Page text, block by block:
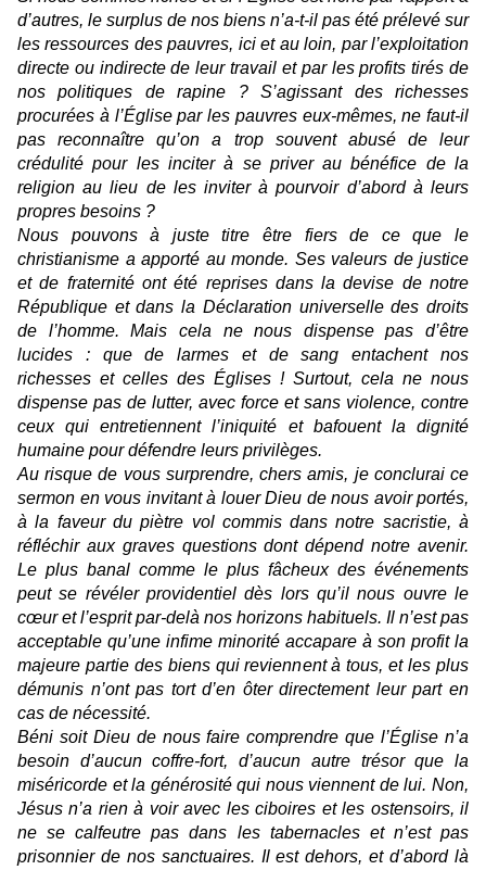
d’autres, le surplus de nos biens n’a-t-il pas été prélevé sur
les ressources des pauvres, ici et au loin, par l’exploitation
directe ou indirecte de leur travail et par les profits tirés de
nos politiques de rapine ? S’agissant des richesses
procurées à l’Église par les pauvres eux-mêmes, ne faut-il
pas reconnaître qu’on a trop souvent abusé de leur
crédulité pour les inciter à se priver au bénéfice de la
religion au lieu de les inviter à pourvoir d’abord à leurs
propres besoins ?
Nous pouvons à juste titre être fiers de ce que le
christianisme a apporté au monde. Ses valeurs de justice
et de fraternité ont été reprises dans la devise de notre
République et dans la Déclaration universelle des droits
de l’homme. Mais cela ne nous dispense pas d’être
lucides : que de larmes et de sang entachent nos
richesses et celles des Églises ! Surtout, cela ne nous
dispense pas de lutter, avec force et sans violence, contre
ceux qui entretiennent l’iniquité et bafouent la dignité
humaine pour défendre leurs privilèges.
Au risque de vous surprendre, chers amis, je conclurai ce
sermon en vous invitant à louer Dieu de nous avoir portés,
à la faveur du piètre vol commis dans notre sacristie, à
réfléchir aux graves questions dont dépend notre avenir.
Le plus banal comme le plus fâcheux des événements
peut se révéler providentiel dès lors qu’il nous ouvre le
cœur et l’esprit par-delà nos horizons habituels. Il n’est pas
acceptable qu’une infime minorité accapare à son profit la
majeure partie des biens qui reviennent à tous, et les plus
démunis n’ont pas tort d’en ôter directement leur part en
cas de nécessité.
Béni soit Dieu de nous faire comprendre que l’Église n’a
besoin d’aucun coffre-fort, d’aucun autre trésor que la
miséricorde et la générosité qui nous viennent de lui. Non,
Jésus n’a rien à voir avec les ciboires et les ostensoirs, il
ne se calfeutre pas dans les tabernacles et n’est pas
prisonnier de nos sanctuaires. Il est dehors, et d’abord là